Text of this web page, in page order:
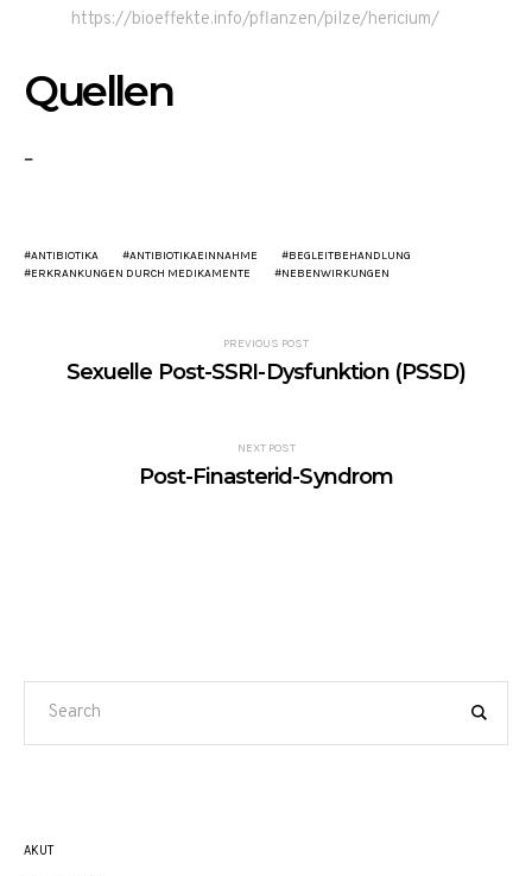
https://bioeffekte.info/pflanzen/pilze/hericium/
Quellen
–
ANTIBIOTIKA ANTIBIOTIKAEINNAHME
BEGLEITBEHANDLUNG
ERKRANKUNGEN DURCH MEDIKAMENTE
NEBENWIRKUNGEN
PREVIOUS POST
Sexuelle Post-SSRI-Dysfunktion (PSSD)
NEXT POST
Post-Finasterid-Syndrom
AKUT